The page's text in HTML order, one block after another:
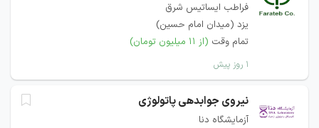
فراطب ایساتیس شرق
یزد (میدان امام حسین)
تمام وقت (از ۱۱ میلیون تومان)
۱ روز پیش
نیروی جوابدهی پاتولوژی
آزمایشگاه دنا